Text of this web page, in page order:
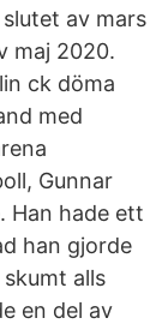
av mars
maj 2020.
ck döma
med
Gunnar
Han hade ett
han gjorde
alls
en del av